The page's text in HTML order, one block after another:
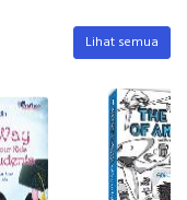
Lihat semua